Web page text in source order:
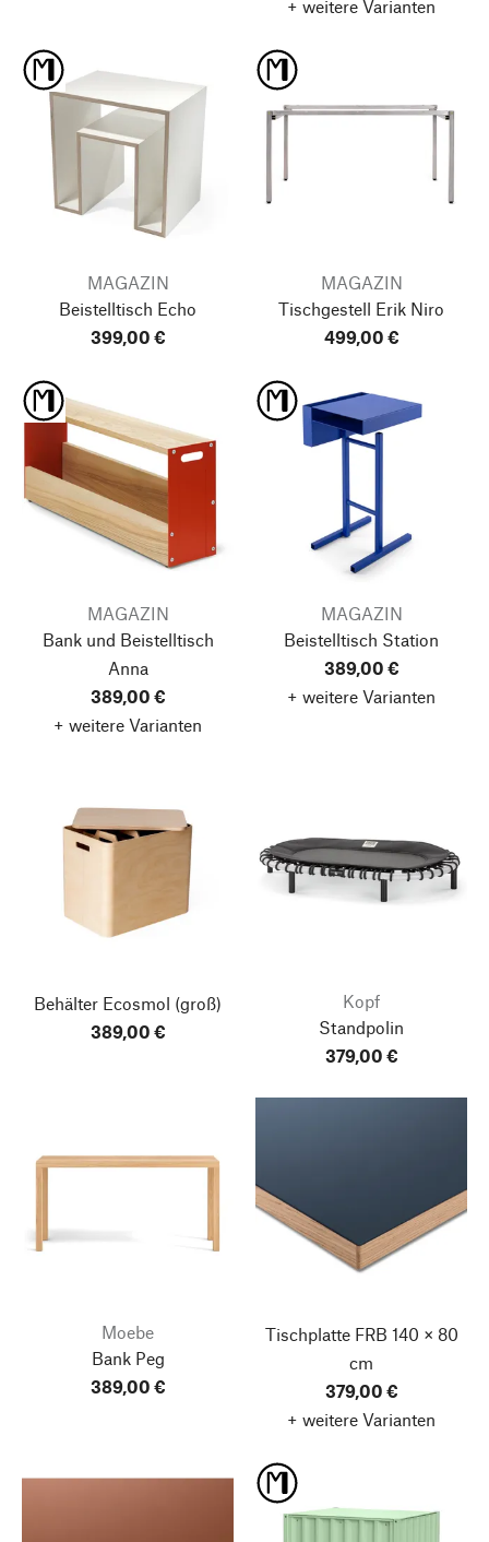
+ weitere Varianten
MAGAZIN
Beistelltisch Echo
399,00 €
MAGAZIN
Tischgestell Erik Niro
499,00 €
MAGAZIN
Bank und Beistelltisch
Anna
389,00 €
+ weitere Varianten
MAGAZIN
Beistelltisch Station
389,00 €
+ weitere Varianten
Behälter Ecosmol (groß)
389,00 €
Kopf
Standpolin
379,00 €
Moebe
Bank Peg
389,00 €
Tischplatte FRB 140 × 80
cm
379,00 €
+ weitere Varianten